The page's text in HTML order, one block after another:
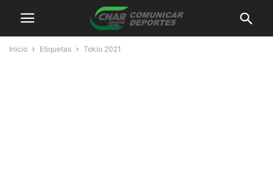
Inicio Etiquetas Tokio 2021